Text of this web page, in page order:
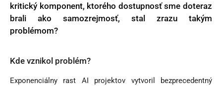
kritický komponent, ktorého dostupnosť sme doteraz
brali ako samozrejmosť, stal zrazu takým
problémom?
Kde vznikol problém?
Exponenciálny rast AI projektov vytvoril bezprecedentný